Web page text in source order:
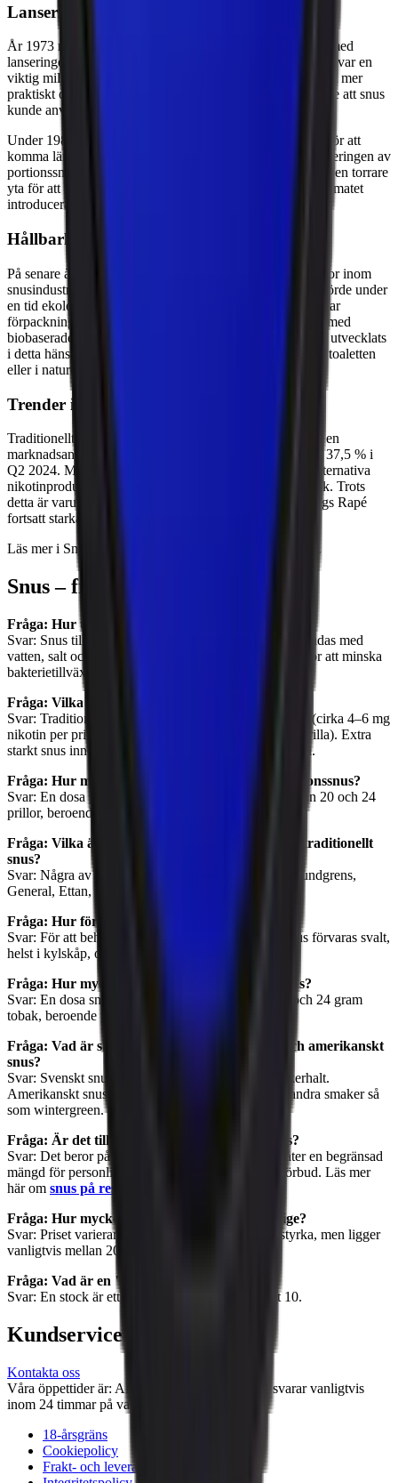
Lansering av portionssnus
År 1973 revolutionerade Swedish Match snusmarknaden med
lanseringen av det första portionssnuset, Tre Ankare. Detta var en
viktig milstolpe i snusets historia eftersom det gjorde snuset mer
praktiskt och hygieniskt för snusarna. Portionssnuset gjorde att snus
kunde användas diskret.
Under 1980- och 1990-talet utvecklades flera nya format för att
komma längre på den väg snuset slog in på i och med lanseringen av
portionssnuset. White portion, lanserat på 1990-talet, hade en torrare
yta för att minska rinnigheten och förlänga saken. Slim-formatet
introducerades på 2000-talet med en mer diskret prilla.
Hållbarhet och innovation
På senare år har hållbarhet och kvalitet blivit centrala frågor inom
snusindustrin. Flera producenter, som Skruf Snus AB, införde under
en tid ekologiskt odlad tobak i sina produkter. Samtidigt har
förpackningarna utvecklats för att vara mer miljövänliga, med
biobaserade plastdosor som exempel. Snusaren har också utvecklats
i detta hänseende. Idag slänger man inte prillan i naturen, toaletten
eller i naturen.
Trender inom snus
Traditionellt snus fortsätter att tappa mark i Sverige, med en
marknadsandel som minskade från 43,5 % i Q4 2023 till 37,5 % i
Q2 2024. Minskningen drivs av ökad konkurrens från alternativa
nikotinprodukter som vitt snus, vape och uppvärmd tobak. Trots
detta är varumärken som Lundgrens, Knox och Göteborgs Rapé
fortsatt starka.
Läs mer i Snuskurirens rapport
.
Snus – frågor och svar
Fråga: Hur tillverkas snus?
Svar: Snus tillverkas genom att tobak mals ner och blandas med
vatten, salt och smakämnen. Blandningen värms upp för att minska
bakterietillväxt och ge snuset en längre hållbarhet.
Fråga: Vilka nikotinstyrkor finns det i snus?
Svar: Traditionellt snus finns i flera styrkor, från milda (cirka 4–6 mg
nikotin per prilla) till starka (över 9,9 mg nikotin per prilla). Extra
starkt snus innehåller mer än 14,9 mg nikotin per prilla.
Fråga: Hur många prillor finns det i en dosa portionssnus?
Svar: En dosa portionssnus innehåller vanligtvis mellan 20 och 24
prillor, beroende på varumärke och typ.
Fråga: Vilka är de mest populära märkena inom traditionellt
snus?
Svar: Några av de mest sålda märkena i Sverige är Lundgrens,
General, Ettan, Göteborgs Rapé och Knox.
Fråga: Hur förvaras snus bäst?
Svar: För att behålla smaken och fräschheten bör snus förvaras svalt,
helst i kylskåp, och i en lufttät dosa.
Fråga: Hur mycket tobak innehåller en dosa snus?
Svar: En dosa snus innehåller vanligtvis mellan 21 och 24 gram
tobak, beroende på varumärke och typ av snus.
Fråga: Vad är skillnaden mellan svenskt snus och amerikanskt
snus?
Svar: Svenskt snus är pastöriserat och med låg sockerhalt.
Amerikanskt snus är ofta röktorkat, sötare och har andra smaker så
som wintergreen.
Fråga: Är det tillåtet att ta med snus utomlands?
Svar: Det beror på landets lagar. Många länder tillåter en begränsad
mängd för personligt bruk, medan andra har totalförbud. Läs mer
här om snus på resan
Fråga: Hur mycket kostar en dosa snus i Sverige?
Svar: Priset varierar beroende på varumärke och styrka, men ligger
vanligtvis mellan 20 och 55 kronor per dosa.
Fråga: Vad är en "stock" snus?
Svar: En stock är ett paket med flera dosor, oftast 10.
Kundservice
Kontakta oss
Våra öppettider är: Alla dagar 08:00 - 18:00 Vi svarar vanligtvis
inom 24 timmar på vardagar.
18-årsgräns
Cookiepolicy
Frakt- och leveransvillkor